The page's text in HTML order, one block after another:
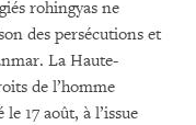
rohingyas ne
des persécutions et
La Haute-
de l’homme
17 août, à l’issue